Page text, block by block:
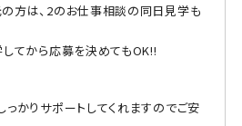
方は、2のお仕事相談の同日見学も
してから応募を決めてもOK!!
っかりサポートしてくれますのでご安